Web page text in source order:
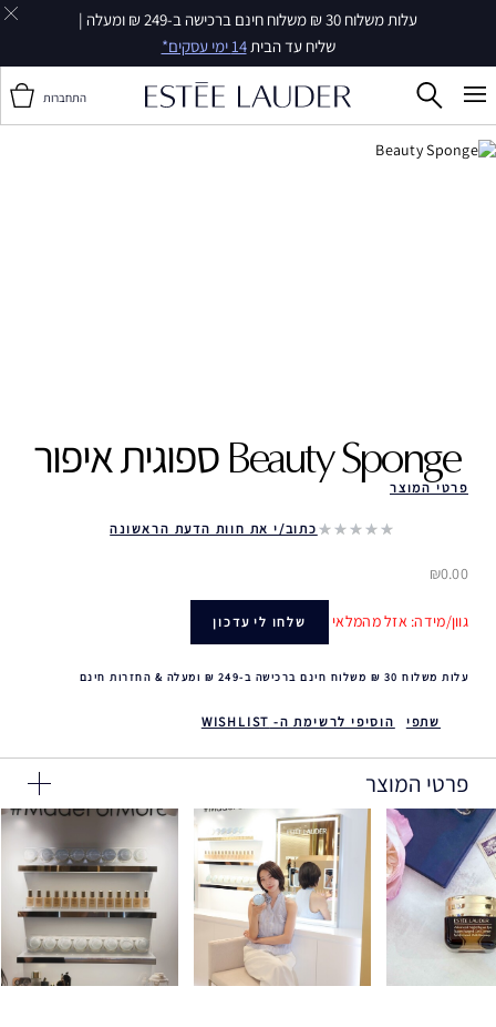
עלות משלוח 30 ₪ משלוח חינם ברכישה ב-249 ₪ ומעלה |
שליח עד הבית14 ימי עסקים*
התחברות
Beauty Sponge ‎ ספוגית איפור
פרטי המוצר
כתוב/י את חוות הדעת הראשונה
₪0.00
גוון/מידה: אזל מהמלאי שלחו לי עדכון
עלות משלוח 30 ₪ משלוח חינם ברכישה ב-249 ₪ ומעלה & החזרות חינם
שתפי הוסיפי לרשימת ה- WISHLIST
פרטי המוצר